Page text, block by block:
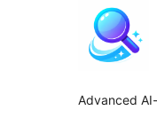
Advanced